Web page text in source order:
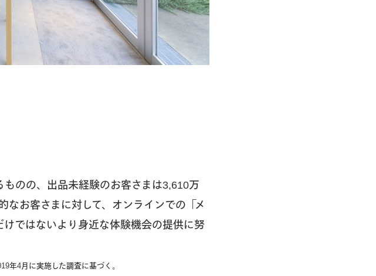
のの、出品未経験のお客さまは3,610万
なお客さまに対して、オンラインでの「メ
ではないより身近な体験機会の提供に努
年4月に実施した調査に基づく。